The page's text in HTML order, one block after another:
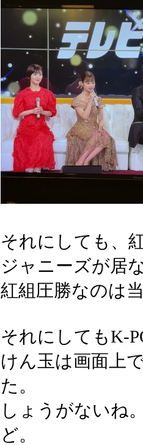
それにしても、
ジャニーズが居
紅組圧勝なのは
それにしてもK-
けん玉は画面上
た。
しょうがないね
ど。